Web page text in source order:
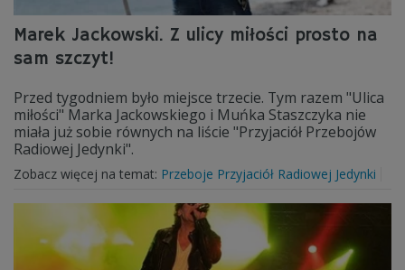
Marek Jackowski. Z ulicy miłości prosto na
sam szczyt!
Przed tygodniem było miejsce trzecie. Tym razem "Ulica
miłości" Marka Jackowskiego i Muńka Staszczyka nie
miała już sobie równych na liście "Przyjaciół Przebojów
Radiowej Jedynki".
Zobacz więcej na temat: Przeboje Przyjaciół Radiowej Jedynki